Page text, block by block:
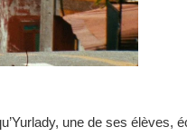
une de ses élèves,